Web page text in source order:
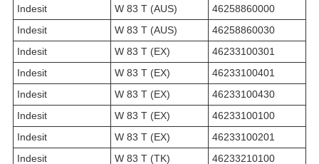
Indesit
W 83 T (AUS)
46258860000
Indesit
W 83 T (AUS)
46258860030
Indesit
W 83 T (EX)
46233100301
Indesit
W 83 T (EX)
46233100401
Indesit
W 83 T (EX)
46233100430
Indesit
W 83 T (EX)
46233100100
Indesit
W 83 T (EX)
46233100201
Indesit
W 83 T (TK)
46233210100